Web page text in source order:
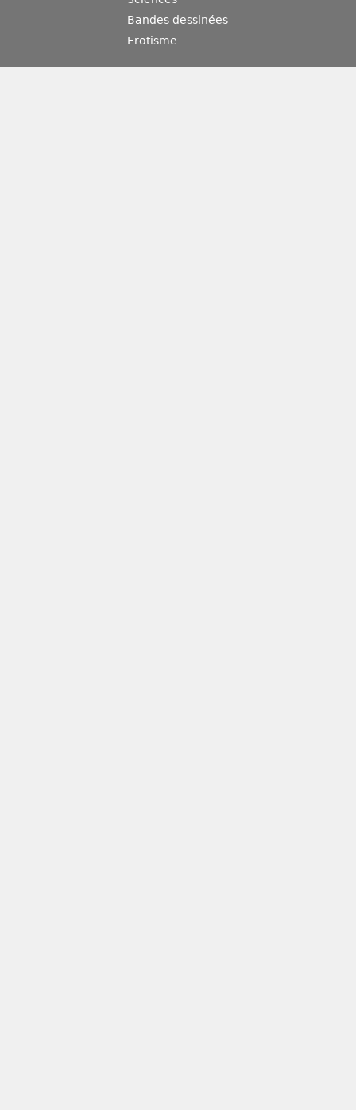
Bandes dessinées
Erotisme